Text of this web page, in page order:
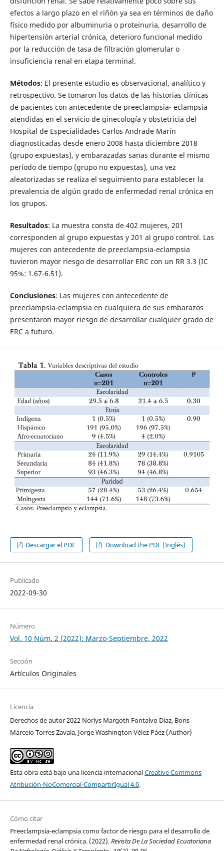
efectos a largo plazo en el riñón ya sea en términos de daño
físico medido por albuminuria o proteinuria, desarrollo de
hipertensión arterial crónica, deterioro funcional medido
por la reducción de tasa de filtración glomerular o
insuficiencia renal en etapa terminal.
Métodos: El presente estudio es observacional, analítico y
retrospectivo. Se tomaron los datos de las historias clínicas
de pacientes con antecedente de preeclampsia- eclampsia
atendidas en el servicio de ginecología y obstetricia del
Hospital de Especialidades Carlos Andrade Marín
diagnosticadas desde enero 2008 hasta diciembre 2018
(grupo expuestas), y embarazadas sanas durante el mismo
período de tiempo (grupo no expuestas), una vez
aleatorizadas se realiza el seguimiento para establecer la
prevalencia de algún grado de enfermedad renal crónica en
los grupos.
Resultados: La muestra consta de 402 mujeres, 201
corresponden al grupo expuestas y 201 al grupo control. Las
mujeres con antecedente de preeclampsia-eclampsia
tuvieron mayor riesgo de desarrollar ERC con un RR 3.3 (IC
95%: 1.67-6.51).
Conclusiones: Las mujeres con antecedente de
preeclampsia-eclampsia en cualquiera de sus embarazos
presentaron mayor riesgo de desarrollar cualquier grado de
ERC a futuro.
Descargar el PDF Download the PDF (Inglés)
Publicado
2022-09-30
Número
Vol. 10 Núm. 2 (2022): Marzo-Septiembre, 2022
Sección
Artículos Originales
Licencia
Derechos de autor 2022 Norlys Margoth Fontalvo Díaz, Boris
Marcelo Torres Zavala, Jorge Washington Vélez Páez (Author)
Esta obra está bajo una licencia internacionalCreative Commons
Atribución-NoComercial-CompartirIgual 4.0.
Cómo citar
Preeclampsia-eclampsia como factor de riesgo para el desarrollo de
enfermedad renal crónica. (2022).Revista De La Sociedad Ecuatoriana